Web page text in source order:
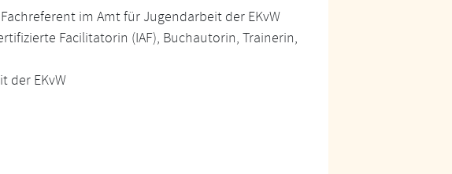
im Amt für Jugendarbeit der EKvW
Facilitatorin (IAF), Buchautorin, Trainerin,
der EKvW